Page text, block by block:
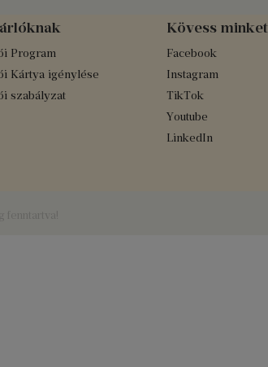
Program
Kártya igénylése
szabályzat
Kövess minket
Facebook
Instagram
TikTok
Youtube
LinkedIn